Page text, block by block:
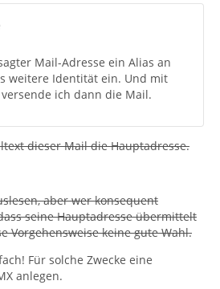
Mail-Adresse ein Alias an
weitere Identität ein. Und mit
ich dann die Mail.
dieser Mail die Hauptadresse.
aber wer konsequent
seine Hauptadresse übermittelt
Vorgehensweise keine gute Wahl.
Für solche Zwecke eine
anlegen.